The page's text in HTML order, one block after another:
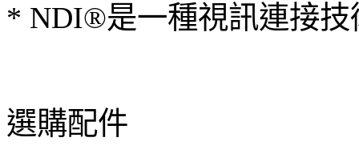
* NDI®是一種視訊連接技
選購配件